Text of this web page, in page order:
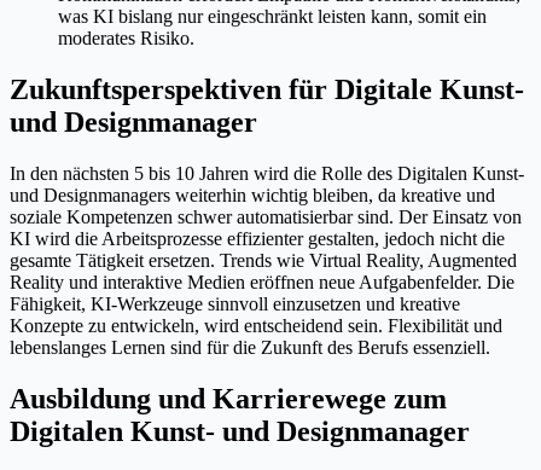
was KI bislang nur eingeschränkt leisten kann, somit ein
moderates Risiko.
Zukunftsperspektiven für Digitale Kunst-
und Designmanager
In den nächsten 5 bis 10 Jahren wird die Rolle des Digitalen Kunst-
und Designmanagers weiterhin wichtig bleiben, da kreative und
soziale Kompetenzen schwer automatisierbar sind. Der Einsatz von
KI wird die Arbeitsprozesse effizienter gestalten, jedoch nicht die
gesamte Tätigkeit ersetzen. Trends wie Virtual Reality, Augmented
Reality und interaktive Medien eröffnen neue Aufgabenfelder. Die
Fähigkeit, KI-Werkzeuge sinnvoll einzusetzen und kreative
Konzepte zu entwickeln, wird entscheidend sein. Flexibilität und
lebenslanges Lernen sind für die Zukunft des Berufs essenziell.
Ausbildung und Karrierewege zum
Digitalen Kunst- und Designmanager